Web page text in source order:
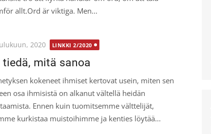
allt.Ord är viktiga. Men...
2020 LINKKI 2/2020
tiedä, mitä sanoa
kokeneet ihmiset kertovat usein, miten sen
osa ihmisistä on alkanut vältellä heidän
Ennen kuin tuomitsemme välttelijät,
kurkistaa muistoihimme ja kenties löytää...